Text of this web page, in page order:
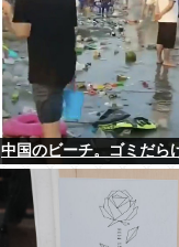
中国のビーチ。ゴミだら